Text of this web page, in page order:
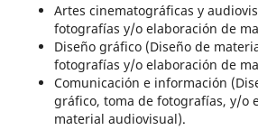
Artes cinematográficas y
fotografías y/o elaboración de
Diseño gráfico (Diseño de
fotografías y/o elaboración de
Comunicación e información
gráfico, toma de fotografías, y/o
material audiovisual).